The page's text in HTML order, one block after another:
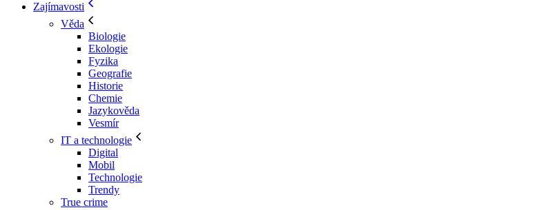
Zajímavosti
Věda
Biologie
Ekologie
Fyzika
Geografie
Historie
Chemie
Jazykověda
Vesmír
IT a technologie
Digital
Mobil
Technologie
Trendy
True crime